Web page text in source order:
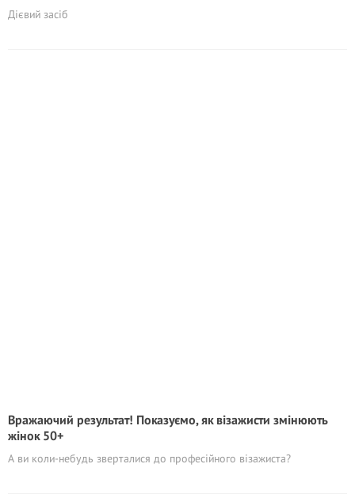
Дієвий засіб
Вражаючий результат! Показуємо, як візажисти змінюють
жінок 50+
А ви коли-небудь зверталися до професійного візажиста?